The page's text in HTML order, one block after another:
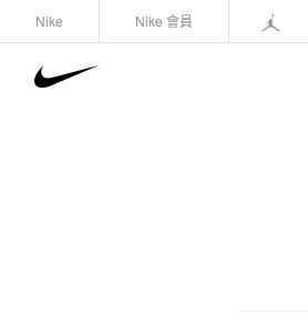
Nike Nike 會員